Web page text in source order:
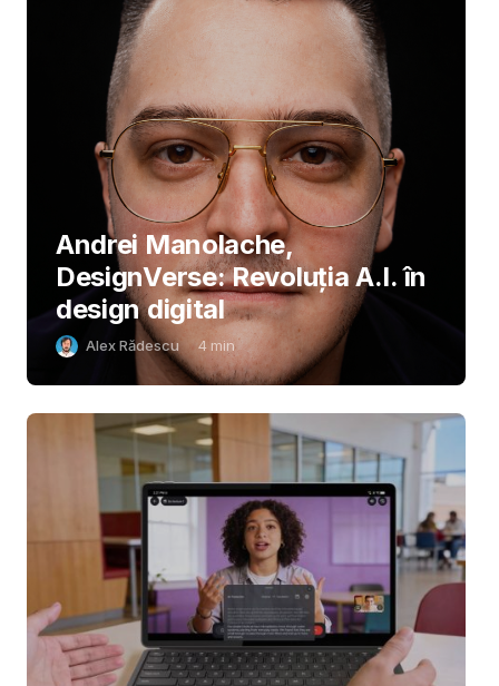
Andrei Manolache,
DesignVerse: Revoluția A.I. în
design digital
Alex Rădescu 4 min